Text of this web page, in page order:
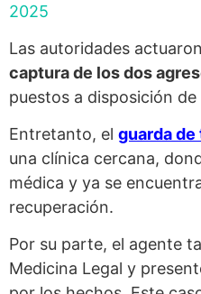
2025
Las autoridades
captura de los dos
puestos a disposición de
Entretanto, el guarda
una clínica cercana,
médica y ya se
recuperación.
Por su parte, el agente
Medicina Legal y